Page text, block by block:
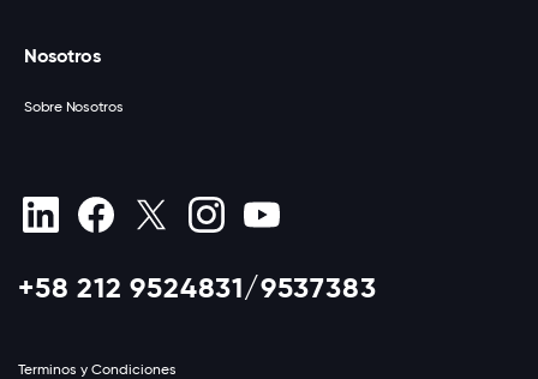
Nosotros
Sobre Nosotros
+58 212 9524831/9537383
Terminos y Condiciones